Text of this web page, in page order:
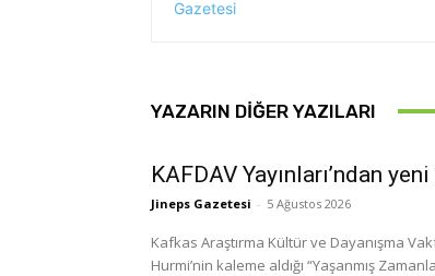
YAZARIN DIĞER YAZILARI
KAFDAV Yayınları’ndan
Jineps Gazetesi - 5 Ağustos 2026
Kafkas Araştırma Kültür ve Dayanışma
Hurmi’nin kaleme aldığı “Yaşanmış